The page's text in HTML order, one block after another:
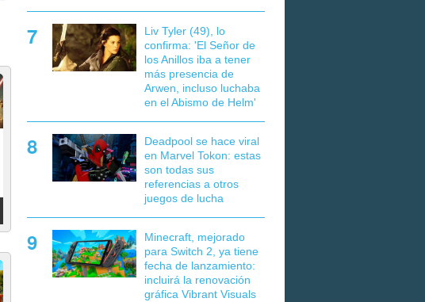
Liv Tyler (49), lo
confirma: 'El Señor de
los Anillos iba a tener
más presencia de
Arwen, incluso luchaba
en el Abismo de Helm'
Deadpool se hace viral
en Marvel Tokon: estas
son todas sus
referencias a otros
juegos de lucha
Minecraft, mejorado
para Switch 2, ya tiene
fecha de lanzamiento:
incluirá la renovación
gráfica Vibrant Visuals